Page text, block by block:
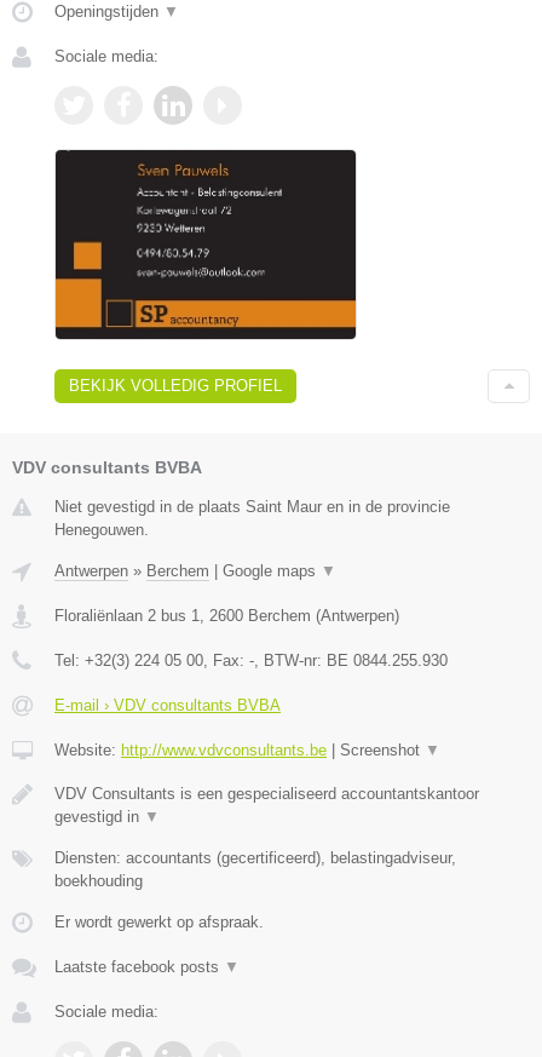
Openingstijden ▼
Sociale media:
BEKIJK VOLLEDIG PROFIEL
VDV consultants BVBA
Niet gevestigd in de plaats Saint Maur en in de provincie
Henegouwen.
Antwerpen » Berchem | Google maps ▼
Floraliënlaan 2 bus 1 2600 Berchem (Antwerpen)
Tel: +32(3) 224 05 00 , Fax: - , BTW-nr: BE 0844.255.930
E-mail › VDV consultants BVBA
Website: http://www.vdvconsultants.be | Screenshot ▼
VDV Consultants is een gespecialiseerd accountantskantoor
gevestigd in ▼
Diensten: accountants (gecertificeerd), belastingadviseur,
boekhouding
Er wordt gewerkt op afspraak.
Laatste facebook posts ▼
Sociale media: